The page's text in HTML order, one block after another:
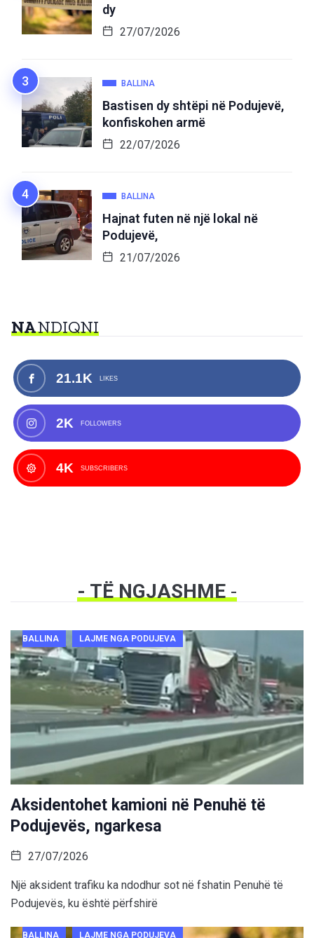
dy
27/07/2026
BALLINA
Bastisen dy shtëpi në Podujevë,
konfiskohen armë
22/07/2026
BALLINA
Hajnat futen në një lokal në
Podujevë,
21/07/2026
NANDIQNI
21.1K LIKES
2K FOLLOWERS
4K SUBSCRIBERS
- TË NGJASHME-
BALLINA LAJME NGA PODUJEVA
Aksidentohet kamioni në Penuhë të
Podujevës, ngarkesa
27/07/2026
Një aksident trafiku ka ndodhur sot në fshatin Penuhë të
Podujevës, ku është përfshirë
BALLINA LAJME NGA PODUJEVA